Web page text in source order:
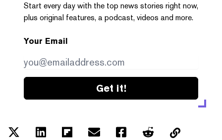
Start every day with the top news stories right now,
plus original features, a podcast, videos and more.
Your Email
Get it!